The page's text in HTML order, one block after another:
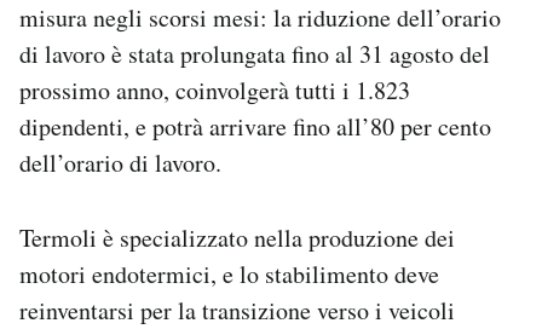
misura negli scorsi mesi: la riduzione dell’orario
di lavoro è stata prolungata fino al 31 agosto del
prossimo anno, coinvolgerà tutti i 1.823
dipendenti, e potrà arrivare fino all’80 per cento
dell’orario di lavoro.
Termoli è specializzato nella produzione dei
motori endotermici, e lo stabilimento deve
reinventarsi per la transizione verso i veicoli